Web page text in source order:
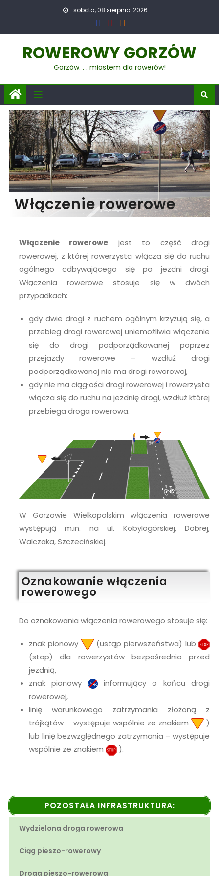
sobota, 08 sierpnia, 2026
ROWEROWY GORZÓW
Gorzów. . . miastem dla rowerów!
Włączenie rowerowe
Włączenie rowerowe jest to część drogi
rowerowej, z której rowerzysta włącza się do ruchu
ogólnego odbywającego się po jezdni drogi.
Włączenia rowerowe stosuje się w dwóch
przypadkach:
gdy dwie drogi z ruchem ogólnym krzyżują się, a
przebieg drogi rowerowej uniemożliwia włączenie
się do drogi podporządkowanej poprzez
przejazdy rowerowe – wzdłuż drogi
podporządkowanej nie ma drogi rowerowej,
gdy nie ma ciągłości drogi rowerowej i rowerzysta
włącza się do ruchu na jezdnię drogi, wzdłuż której
przebiega droga rowerowa.
W Gorzowie Wielkopolskim włączenia rowerowe
występują m.in. na ul. Kobylogórskiej, Dobrej,
Walczaka, Szczecińskiej.
Oznakowanie włączenia
rowerowego
Do oznakowania włączenia rowerowego stosuje się:
znak pionowy
(ustąp pierwszeństwa) lub
(stop) dla rowerzystów bezpośrednio przed
jezdnią,
znak pionowy
informujący o końcu drogi
rowerowej,
linię warunkowego zatrzymania złożoną z
trójkątów – występuje wspólnie ze znakiem
)
lub linię bezwzględnego zatrzymania – występuje
wspólnie ze znakiem
).
POZOSTAŁA INFRASTRUKTURA:
Wydzielona droga rowerowa
Ciąg pieszo-rowerowy
Droga pieszo-rowerowa